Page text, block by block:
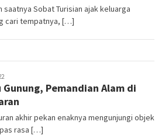
saatnya Sobat Turisian ajak keluarga
cari tempatnya, […]
Pemandian Alam di
akhir pekan enaknya mengunjungi objek
rasa […]